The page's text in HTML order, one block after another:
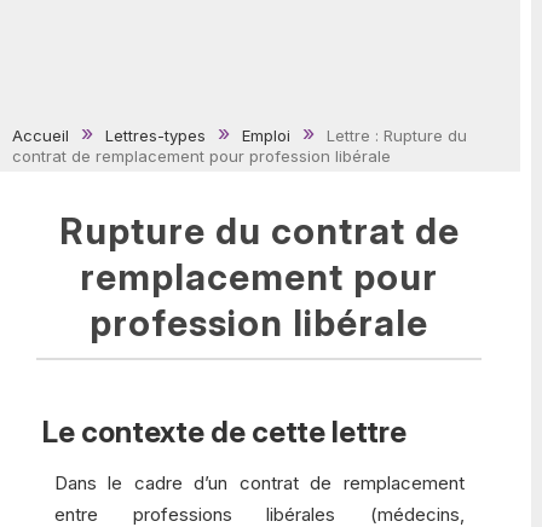
Accueil Lettres-types Emploi
Lettre : Rupture du
contrat de remplacement pour profession libérale
Rupture du contrat de
remplacement pour
profession libérale
Le contexte de cette lettre
Dans le cadre d’un contrat de remplacement
entre professions libérales (médecins,